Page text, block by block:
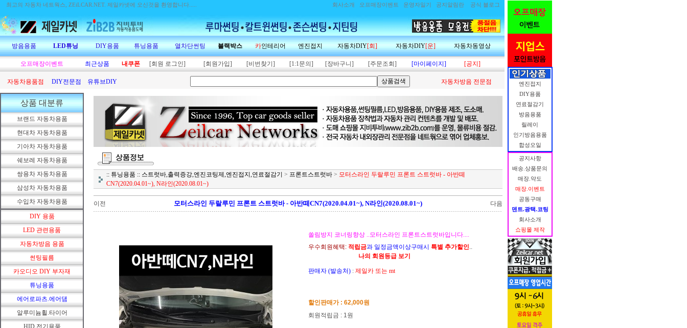
최고의 자동차 네트웍스, ZEiLCAR.NET. 제일카넷에 오신것을 환영합니다..... 회사소개 오프매장이벤트 운영자일기 공지알림란 공식 블로그
방음용품 LED튜닝 DIY용품 튜닝용품 열차단썬팅 블랙박스 카인테리어 엔진접지 자동차DIY[회] 자동차DIY[운] 자동차동영상
오프매장이벤트 최근상품 내쿠폰 [회원 로그인] [회원가입] [비번찾기] [1:1문의] [장바구니] [주문조회] [마이페이지] [공지]
자동차용품점 DIY전문점 유튜브DIY 자동차방음 전문점
상품 대분류
브랜드 자동차용품
현대차 자동차용품
기아차 자동차용품
쉐보레 자동차용품
쌍용차 자동차용품
삼성차 자동차용품
수입차 자동차용품
DIY 용품
LED 관련용품
자동차방음 용품
썬팅필름
카오디오 DIY 부자재
튜닝용품
에어로파츠.에어댐
알루미늄휠.타이어
HID.전기용품
:: 튜닝용품 :: 스트럿바,출력증강,엔진코팅제,엔진접지,연료절감기 > 프론트스트럿바 > 모터스라인 두랄루민 프론트 스트럿바 - 아반떼
CN7(2020.04.01~), N라인(2020.08.01~)
이전 모터스라인 두랄루민 프론트 스트럿바 - 아반떼CN7(2020.04.01~), N라인(2020.08.01~) 다음
쏠림방지 코너링향상 ..모터스라인 프론트스트럿바입니다....
우수회원혜택: 적립금과 일정금액이상구매시 특별 추가할인..
나의 회원등급 보기
판매자 (발송처) : 제일카 또는 mt
할인판매가 : 62,000원
회원적립금 : 1원
엔진접지
DIY용품
연료절감기
방음용품
릴레이
인기방음용품
합성오일
공지사항
배송.상품문의
매장.약도
매장.이벤트
공동구매
덴트.광택.코팅
회사소개
쇼핑몰 제작